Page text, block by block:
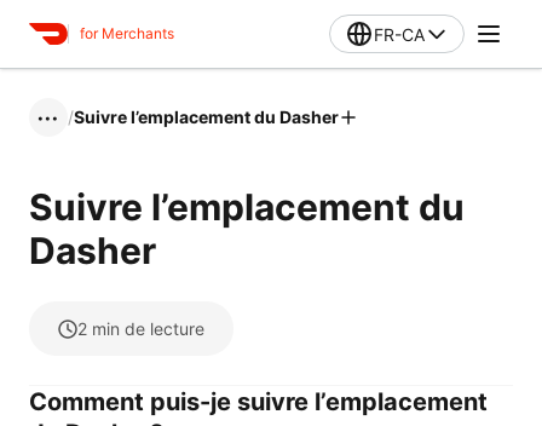
for Merchants FR-CA
••• /Suivre l’emplacement du Dasher
Suivre l’emplacement du
Dasher
2 min de lecture
Comment puis-je suivre l’emplacement